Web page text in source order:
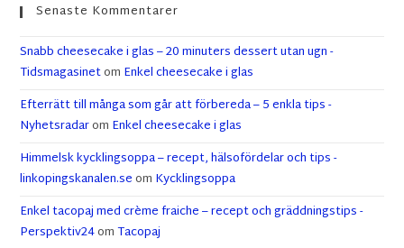
Senaste Kommentarer
Snabb cheesecake i glas – 20 minuters dessert utan ugn -
Tidsmagasinetom Enkel cheesecake i glas
Efterrätt till många som går att förbereda – 5 enkla tips -
Nyhetsradarom Enkel cheesecake i glas
Himmelsk kycklingsoppa – recept, hälsofördelar och tips -
linkopingskanalen.seom Kycklingsoppa
Enkel tacopaj med crème fraiche – recept och gräddningstips -
Perspektiv24omTacopaj